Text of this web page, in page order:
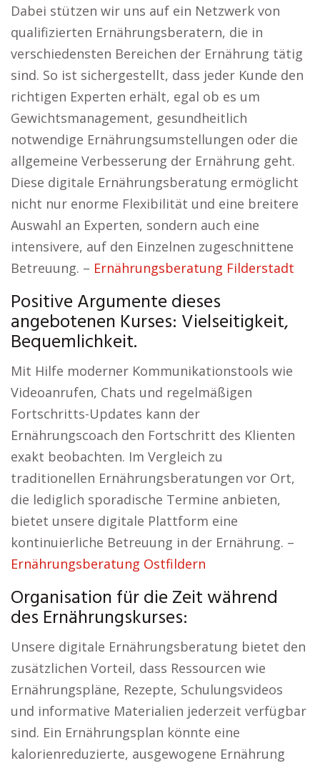
Dabei stützen wir uns auf ein Netzwerk von
qualifizierten Ernährungsberatern, die in
verschiedensten Bereichen der Ernährung tätig
sind. So ist sichergestellt, dass jeder Kunde den
richtigen Experten erhält, egal ob es um
Gewichtsmanagement, gesundheitlich
notwendige Ernährungsumstellungen oder die
allgemeine Verbesserung der Ernährung geht.
Diese digitale Ernährungsberatung ermöglicht
nicht nur enorme Flexibilität und eine breitere
Auswahl an Experten, sondern auch eine
intensivere, auf den Einzelnen zugeschnittene
Betreuung. – Ernährungsberatung Filderstadt
Positive Argumente dieses
angebotenen Kurses: Vielseitigkeit,
Bequemlichkeit.
Mit Hilfe moderner Kommunikationstools wie
Videoanrufen, Chats und regelmäßigen
Fortschritts-Updates kann der
Ernährungscoach den Fortschritt des Klienten
exakt beobachten. Im Vergleich zu
traditionellen Ernährungsberatungen vor Ort,
die lediglich sporadische Termine anbieten,
bietet unsere digitale Plattform eine
kontinuierliche Betreuung in der Ernährung. –
Ernährungsberatung Ostfildern
Organisation für die Zeit während
des Ernährungskurses:
Unsere digitale Ernährungsberatung bietet den
zusätzlichen Vorteil, dass Ressourcen wie
Ernährungspläne, Rezepte, Schulungsvideos
und informative Materialien jederzeit verfügbar
sind. Ein Ernährungsplan könnte eine
kalorienreduzierte, ausgewogene Ernährung